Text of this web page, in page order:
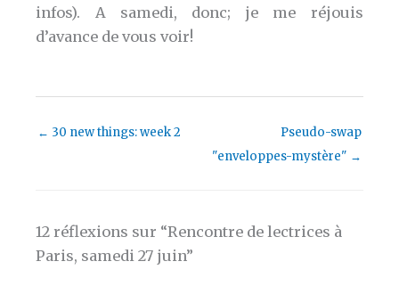
infos). A samedi, donc; je me réjouis
d’avance de vous voir!
← 30 new things: week 2
Pseudo-swap
"enveloppes-mystère" →
12 réflexions sur “Rencontre de lectrices à
Paris, samedi 27 juin”